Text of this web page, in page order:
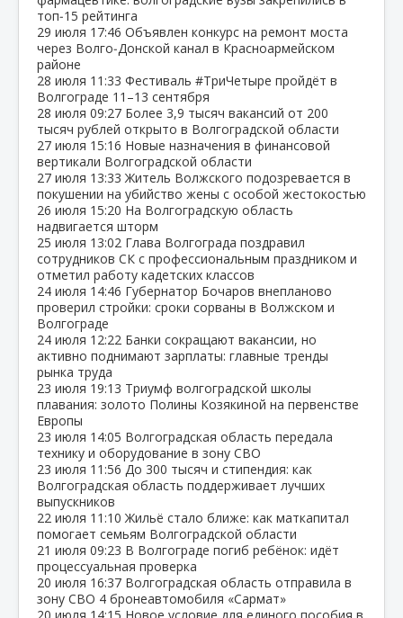
топ‑15 рейтинга
29 июля 17:46 Объявлен конкурс на ремонт моста
через Волго‑Донской канал в Красноармейском
районе
28 июля 11:33 Фестиваль #ТриЧетыре пройдёт в
Волгограде 11–13 сентября
28 июля 09:27 Более 3,9 тысяч вакансий от 200
тысяч рублей открыто в Волгоградской области
27 июля 15:16 Новые назначения в финансовой
вертикали Волгоградской области
27 июля 13:33 Житель Волжского подозревается в
покушении на убийство жены с особой жестокостью
26 июля 15:20 На Волгоградскую область
надвигается шторм
25 июля 13:02 Глава Волгограда поздравил
сотрудников СК с профессиональным праздником и
отметил работу кадетских классов
24 июля 14:46 Губернатор Бочаров внепланово
проверил стройки: сроки сорваны в Волжском и
Волгограде
24 июля 12:22 Банки сокращают вакансии, но
активно поднимают зарплаты: главные тренды
рынка труда
23 июля 19:13 Триумф волгоградской школы
плавания: золото Полины Козякиной на первенстве
Европы
23 июля 14:05 Волгоградская область передала
технику и оборудование в зону СВО
23 июля 11:56 До 300 тысяч и стипендия: как
Волгоградская область поддерживает лучших
выпускников
22 июля 11:10 Жильё стало ближе: как маткапитал
помогает семьям Волгоградской области
21 июля 09:23 В Волгограде погиб ребёнок: идёт
процессуальная проверка
20 июля 16:37 Волгоградская область отправила в
зону СВО 4 бронеавтомобиля «Сармат»